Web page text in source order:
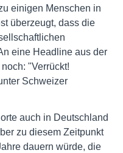
einigen Menschen in
überzeugt, dass die
eine Headline aus der
"Verrückt!
Schweizer
auch in Deutschland
zu diesem Zeitpunkt
dauern würde, die